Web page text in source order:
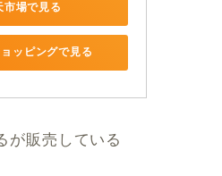
市場で見る
ッピングで見る
が販売している